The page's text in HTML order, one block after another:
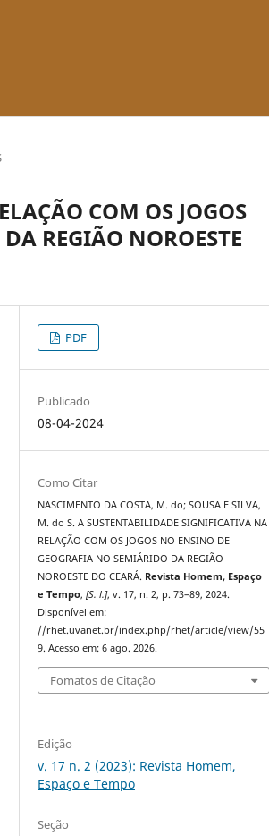
COM OS JOGOS
REGIÃO NOROESTE
PDF
Publicado
08-04-2024
Como Citar
NASCIMENTO DA COSTA, M. do; SOUSA E SILVA,
M. do S. A SUSTENTABILIDADE SIGNIFICATIVA NA
RELAÇÃO COM OS JOGOS NO ENSINO DE
GEOGRAFIA NO SEMIÁRIDO DA REGIÃO
NOROESTE DO CEARÁ. Revista Homem, Espaço
e Tempo,[S. l.], v. 17, n. 2, p. 73–89, 2024.
Disponível em:
//rhet.uvanet.br/index.php/rhet/article/view/55
9. Acesso em: 6 ago. 2026.
Fomatos de Citação
Edição
v. 17 n. 2 (2023): Revista Homem,
Espaço e Tempo
Seção